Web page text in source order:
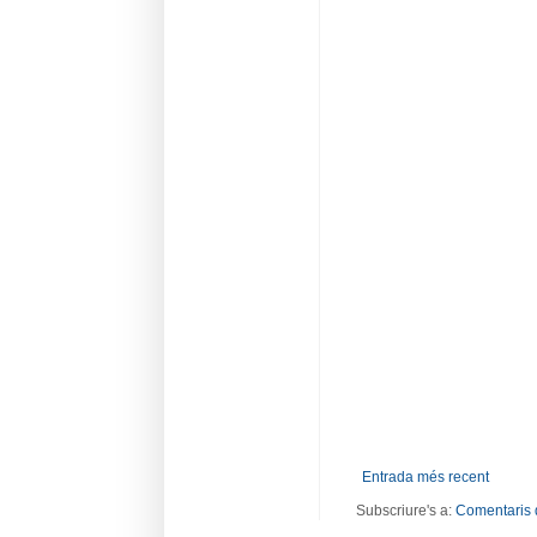
Entrada més recent
Subscriure's a: Comentaris